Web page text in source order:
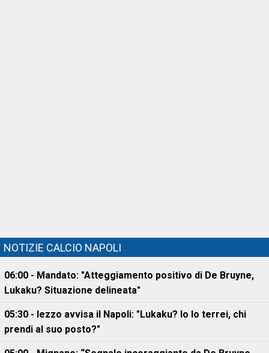
NOTIZIE CALCIO NAPOLI
06:00 - Mandato: "Atteggiamento positivo di De Bruyne,
Lukaku? Situazione delineata"
05:30 - Iezzo avvisa il Napoli: "Lukaku? Io lo terrei, chi
prendi al suo posto?"